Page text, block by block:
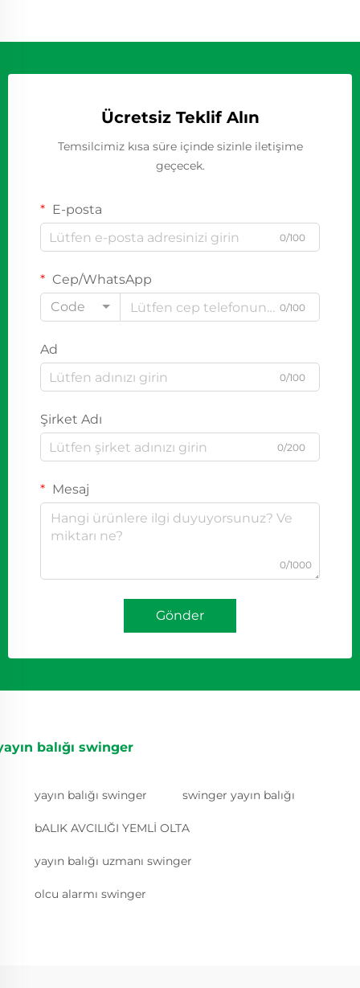
Ücretsiz Teklif Alın
Temsilcimiz kısa süre içinde sizinle iletişime
geçecek.
E-posta
0/100
Cep/WhatsApp
Code
0/100
Ad
0/100
Şirket Adı
0/200
Mesaj
0/1000
Gönder
balığı swinger
yayın balığı swinger swinger yayın balığı
bALIK AVCILIĞI YEMLİ OLTA
yayın balığı uzmanı swinger
olcu alarmı swinger